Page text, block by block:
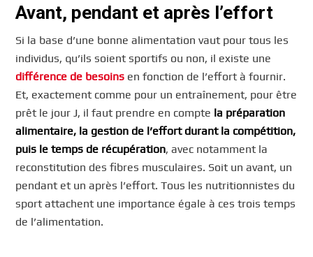
Avant, pendant et après l’effort
Si la base d’une bonne alimentation vaut pour tous les
individus, qu’ils soient sportifs ou non, il existe une
différence de besoins en fonction de l’effort à fournir.
Et, exactement comme pour un entraînement, pour être
prêt le jour J, il faut prendre en compte la préparation
alimentaire, la gestion de l’effort durant la compétition,
puis le temps de récupération, avec notamment la
reconstitution des fibres musculaires. Soit un avant, un
pendant et un après l’effort. Tous les nutritionnistes du
sport attachent une importance égale à ces trois temps
de l’alimentation.